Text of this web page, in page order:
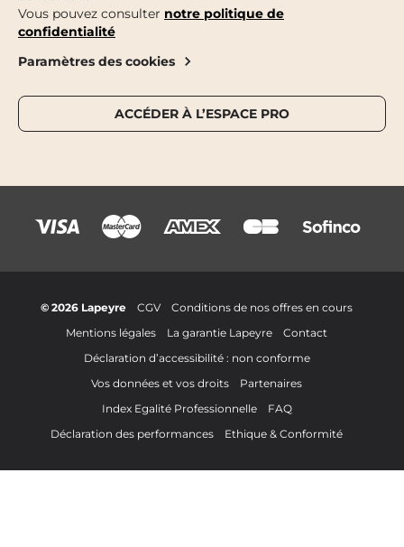
Vous pouvez consulter notre politique de
confidentialité
Paramètres des cookies
ACCÉDER À L’ESPACE PRO
© 2026 Lapeyre CGV
Conditions de nos offres en cours
Mentions légales
La garantie Lapeyre
Contact
Déclaration d’accessibilité : non conforme
Vos données et vos droits
Partenaires
Index Egalité Professionnelle
FAQ
Déclaration des performances
Ethique & Conformité